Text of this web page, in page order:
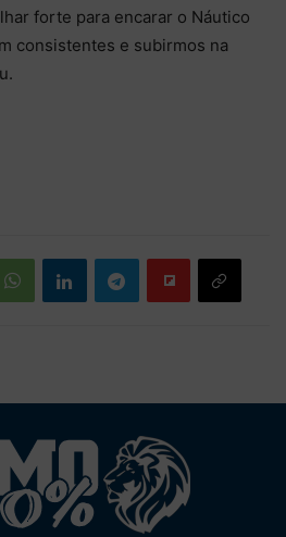
forte para encarar o Náutico
consistentes e subirmos na